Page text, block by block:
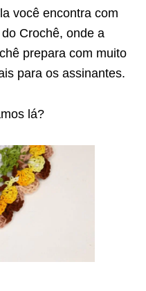
você encontra com
Crochê, onde a
prepara com muito
para os assinantes.
lá?